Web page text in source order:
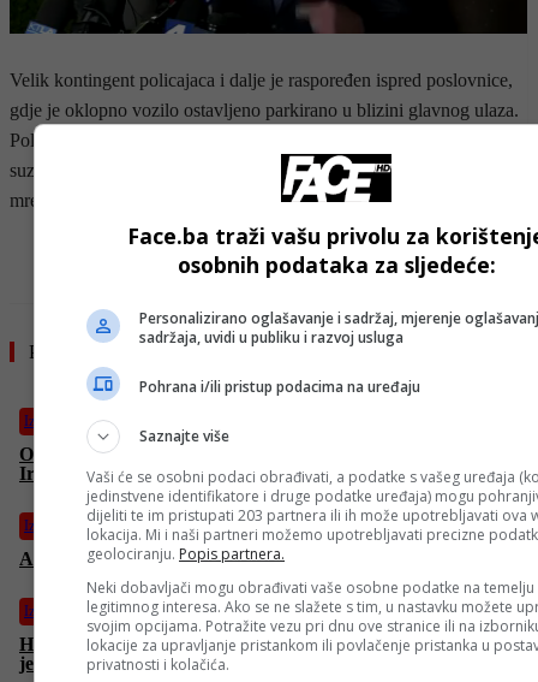
Velik kontingent policajaca i dalje je raspoređen ispred poslovnice,
gdje je oklopno vozilo ostavljeno parkirano u blizini glavnog ulaza.
Policija je pozvala stanovnike da izbjegavaju centar grada i da se
suzdrže od dijeljenja neprovjerenih informacija na društvenim
mrežama.
- OGLAS -
Pročitajte još
Izdvojeno
Od “bezuslovne predaje” do pregovora: Trump mijenja pristup
Iranu
Izdvojeno
Alajbegović zaludio Italijane: Roma želi bh. reprezentativca
Izdvojeno
Harry Potter dobio drugu sezonu: Snimanje počinje već na
jesen (VIDEO)
Face.ba traži vašu privolu za
osobnih podataka za sljedeće:
Personalizirano oglašavanje i sadržaj, mjerenje
sadržaja, uvidi u publiku i razvoj usluga
Pohrana i/ili pristup podacima na uređaju
Saznajte više
Vaši će se osobni podaci obrađivati, a podatke s vašeg uređaja
jedinstvene identifikatore i druge podatke uređaja) mogu
dijeliti te im pristupati 203 partnera ili ih može upotrebljavati ova
lokacija. Mi i naši partneri možemo upotrebljavati precizne
geolociranju. Popis partnera.
Neki dobavljači mogu obrađivati vaše osobne podatke na temelju
legitimnog interesa. Ako se ne slažete s tim, u nastavku možete
svojim opcijama. Potražite vezu pri dnu ove stranice ili na
lokacije za upravljanje pristankom ili povlačenje pristanka u
privatnosti i kolačića.